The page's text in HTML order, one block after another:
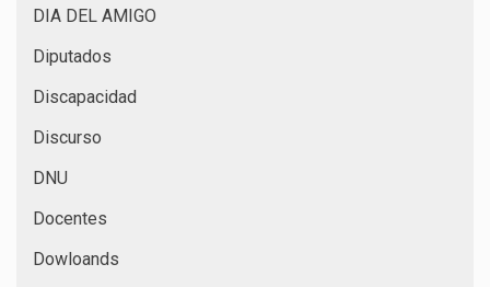
DIA DEL AMIGO
Diputados
Discapacidad
Discurso
DNU
Docentes
Dowloands